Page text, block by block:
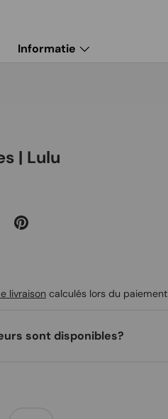
Informatie
| Lulu
livraison calculés lors du
sont disponibles?